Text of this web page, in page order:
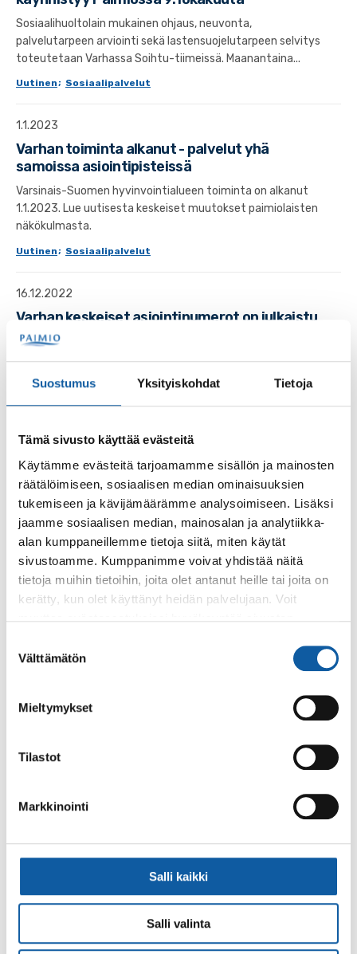
Suostumus Yksityiskohdat Tietoja
Tämä sivusto käyttää evästeitä
Käytämme evästeitä tarjoamamme sisällön ja mainosten
räätälöimiseen, sosiaalisen median ominaisuuksien
tukemiseen ja kävijämäärämme analysoimiseen. Lisäksi
jaamme sosiaalisen median, mainosalan ja analytiikka-
alan kumppaneillemme tietoja siitä, miten käytät
sivustoamme. Kumppanimme voivat yhdistää näitä
tietoja muihin tietoihin, joita olet antanut heille tai joita on
kerätty, kun olet käyttänyt heidän palvelujaan. Voit
valinta
Välttämätön
Mieltymykset
Tilastot
Markkinointi
Salli kaikki
Salli valinta
Sosiaalihuoltolain mukainen ohjaus, neuvonta,
palvelutarpeen arviointi sekä lastensuojelutarpeen selvitys
toteutetaan Varhassa Soihtu-tiimeissä. Maanantaina...
Uutinen; Sosiaalipalvelut
1.1.2023
Varhan toiminta alkanut - palvelut yhä
samoissa asiointipisteissä
Varsinais-Suomen hyvinvointialueen toiminta on alkanut
1.1.2023. Lue uutisesta keskeiset muutokset paimiolaisten
näkökulmasta.
Uutinen; Sosiaalipalvelut
16.12.2022
Varhan keskeiset asiointinumerot on julkaistu
Varhan keskeiset sosiaali- ja terveyspalvelujen
asiointiyhteystiedot on julkaistu.
Uutinen; Sosiaalipalvelut
Varhan some-kanavia ja verkkosivut avattu
Varsinais-Suomen hyvinvointialueen some-kanavia sekä
verkkosivut on julkaistu.
Uutinen
16.5.2022
Paimio, Sauvo ja Kaarina muodostavat yhden
sotekeskusalueen
sotekeskusalueen.
Ajankohtaista covid-19
9.3.2022
Turun seudun joukkoliikenteessä voi
matkustaa Ukrainan passilla
Sosiaalipalvelut